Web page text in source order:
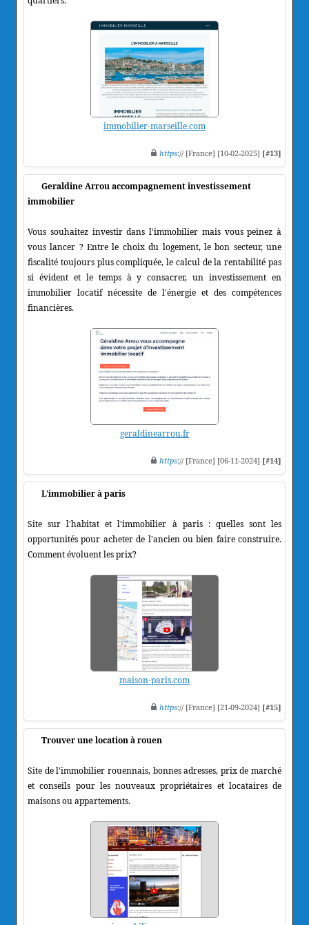
immobilier-marseille.com
https:// [France] [10-02-2025] [#13]
Geraldine Arrou accompagnement investissement
immobilier
Vous souhaitez investir dans l'immobilier mais vous peinez à
vous lancer ? Entre le choix du logement, le bon secteur, une
fiscalité toujours plus compliquée, le calcul de la rentabilité pas
si évident et le temps à y consacrer, un investissement en
immobilier locatif nécessite de l'énergie et des compétences
financières.
geraldinearrou.fr
https:// [France] [06-11-2024] [#14]
L'immobilier à paris
Site sur l'habitat et l'immobilier à paris : quelles sont les
opportunités pour acheter de l'ancien ou bien faire construire.
Comment évoluent les prix?
maison-paris.com
https:// [France] [21-09-2024] [#15]
Trouver une location à rouen
Site de l'immobilier rouennais, bonnes adresses, prix de marché
et conseils pour les nouveaux propriétaires et locataires de
maisons ou appartements.